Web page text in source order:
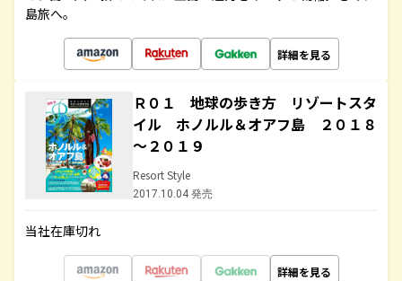
島旅へ。
詳細を見る
Ｒ０１ 地球の歩き方 リゾートスタ
イル ホノルル＆オアフ島 ２０１８
～２０１９
Resort Style
2017.10.04 発売
当社在庫切れ
詳細を見る